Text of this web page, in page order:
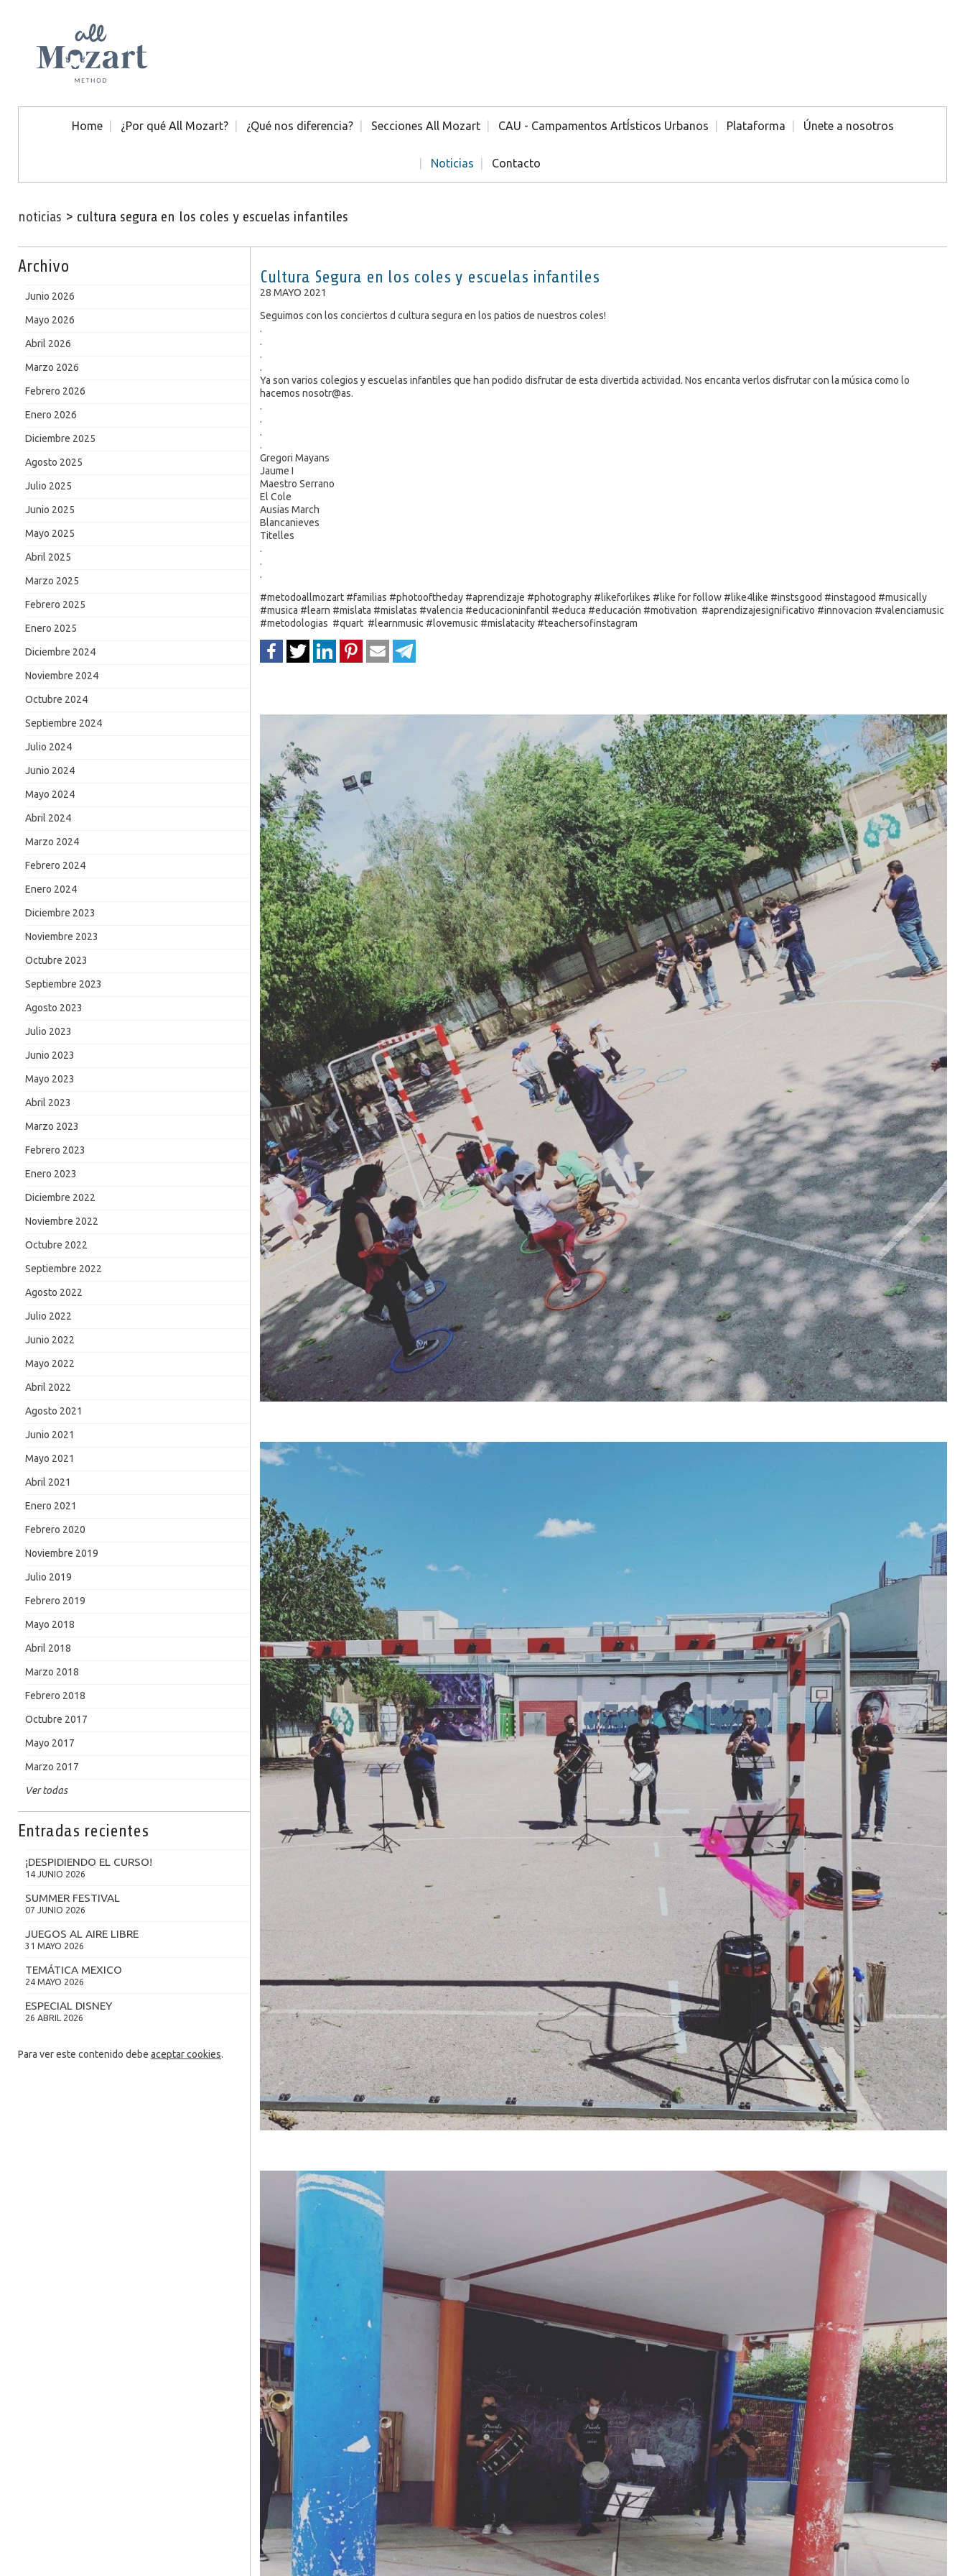
Home ¿Por qué All Mozart? ¿Qué nos diferencia? Secciones All Mozart CAU - Campamentos ArtÍsticos Urbanos Plataforma Únete a nosotros
Noticias Contacto
noticias > cultura segura en los coles y escuelas infantiles
Archivo
Junio 2026
Mayo 2026
Abril 2026
Marzo 2026
Febrero 2026
Enero 2026
Diciembre 2025
Agosto 2025
Julio 2025
Junio 2025
Mayo 2025
Abril 2025
Marzo 2025
Febrero 2025
Enero 2025
Diciembre 2024
Noviembre 2024
Octubre 2024
Septiembre 2024
Julio 2024
Junio 2024
Mayo 2024
Abril 2024
Marzo 2024
Febrero 2024
Enero 2024
Diciembre 2023
Noviembre 2023
Octubre 2023
Septiembre 2023
Agosto 2023
Julio 2023
Junio 2023
Mayo 2023
Abril 2023
Marzo 2023
Febrero 2023
Enero 2023
Diciembre 2022
Noviembre 2022
Octubre 2022
Septiembre 2022
Agosto 2022
Julio 2022
Junio 2022
Mayo 2022
Abril 2022
Agosto 2021
Junio 2021
Mayo 2021
Abril 2021
Enero 2021
Febrero 2020
Noviembre 2019
Julio 2019
Febrero 2019
Mayo 2018
Abril 2018
Marzo 2018
Febrero 2018
Octubre 2017
Mayo 2017
Marzo 2017
Ver todas
Entradas recientes
¡DESPIDIENDO EL CURSO!
14 JUNIO 2026
SUMMER FESTIVAL
07 JUNIO 2026
JUEGOS AL AIRE LIBRE
31 MAYO 2026
TEMÁTICA MEXICO
24 MAYO 2026
ESPECIAL DISNEY
26 ABRIL 2026
Para ver este contenido debe aceptar cookies.
Cultura Segura en los coles y escuelas infantiles
28 MAYO 2021
Seguimos con los conciertos d cultura segura en los patios de nuestros coles!
.
.
.
.
Ya son varios colegios y escuelas infantiles que han podido disfrutar de esta divertida actividad. Nos encanta verlos disfrutar con la música como lo
hacemos nosotr@as.
.
.
.
.
Gregori Mayans
Jaume I
Maestro Serrano
El Cole
Ausias March
Blancanieves
Titelles
.
.
.
#metodoallmozart #familias #photooftheday #aprendizaje #photography #likeforlikes #like for follow #like4like #instsgood #instagood #musically
#musica #learn #mislata #mislatas #valencia #educacioninfantil #educa #educación #motivation #aprendizajesignificativo #innovacion #valenciamusic
#metodologias #quart #learnmusic #lovemusic #mislatacity #teachersofinstagram